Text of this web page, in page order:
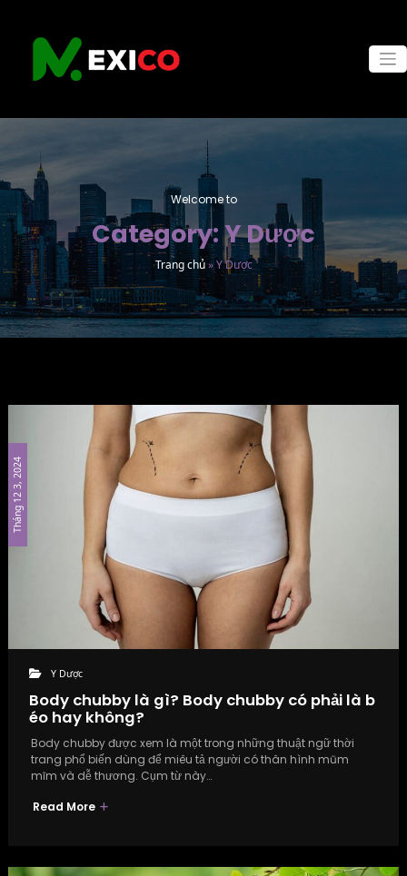
content
Welcome to
Category: Y Dược
Trang chủ»Y Dược
Tháng 12 3, 2024
Y Dược
Body chubby là gì? Body chubby có phải là b
éo hay không?
Body chubby được xem là một trong những thuật ngữ thời
trang phổ biến dùng để miêu tả người có thân hình mũm
mĩm và dễ thương. Cụm từ này…
Read More